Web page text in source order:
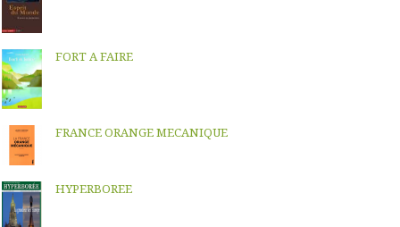
FORT A FAIRE
FRANCE ORANGE MECANIQUE
HYPERBOREE